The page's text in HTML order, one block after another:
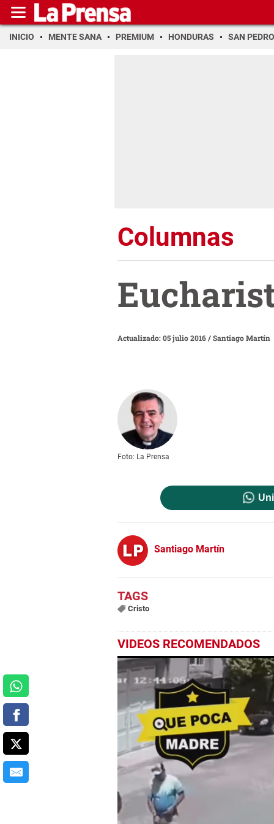
INICIO MENTE SANA PREMIUM HONDURAS SAN PEDRO
Columnas
Actualizado: 05 julio 2016/Santiago Martín
Foto: La Prensa
Santiago Martín
Cristo
VIDEOS RECOMENDADOS